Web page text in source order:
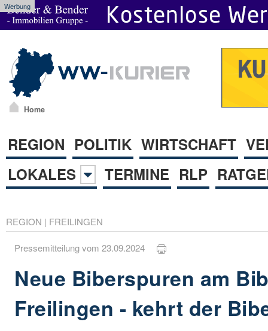
Werbung
Home
REGION POLITIK WIRTSCHAFT
LOKALES
TERMINE RLP
REGION | FREILINGEN
Pressemitteilung vom 23.09.2024
Neue Biberspuren am
Freilingen - kehrt der